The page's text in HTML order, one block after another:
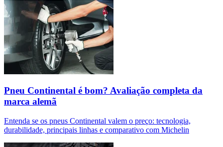
Pneu Continental é bom? Avaliação completa da
marca alemã
Entenda se os pneus Continental valem o preço: tecnologia,
durabilidade, principais linhas e comparativo com Michelin